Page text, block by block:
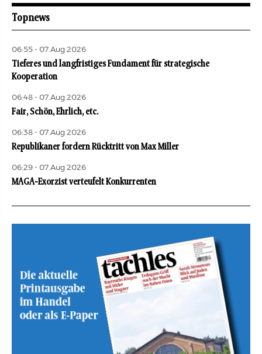
aufbau
Topnews
06:55 - 07.Aug 2026
Tieferes und langfristiges Fundament für strategische
Kooperation
06:48 - 07.Aug 2026
Fair, Schön, Ehrlich, etc.
06:38 - 07.Aug 2026
Republikaner fordern Rücktritt von Max Miller
06:29 - 07.Aug 2026
MAGA-Exorzist verteufelt Konkurrenten